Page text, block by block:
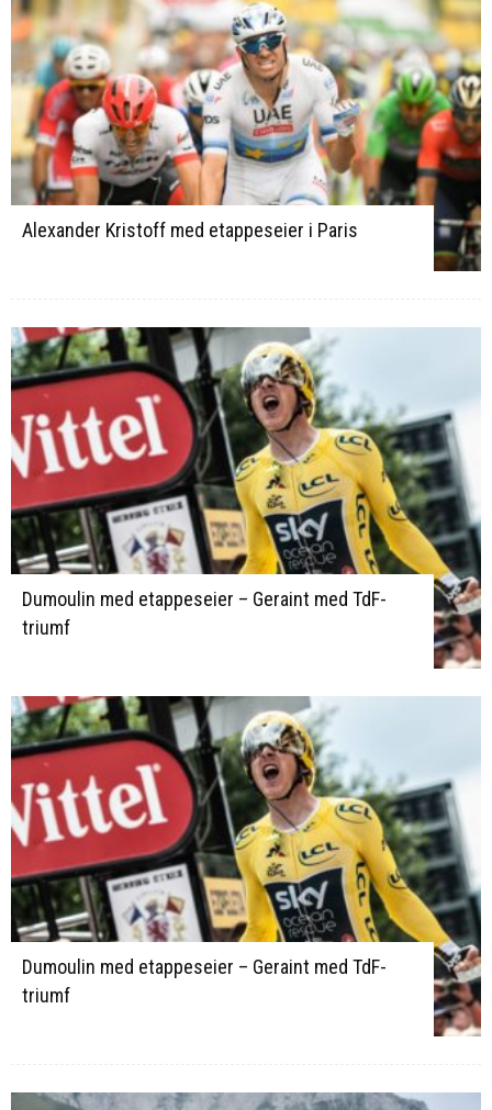
Alexander Kristoff med etappeseier i Paris
Dumoulin med etappeseier – Geraint med TdF-
triumf
Dumoulin med etappeseier – Geraint med TdF-
triumf